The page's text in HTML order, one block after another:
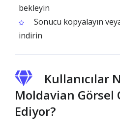
bekleyin
Sonucu kopyalayın
indirin
Kullanıcılar
Moldavian Görsel
Ediyor?